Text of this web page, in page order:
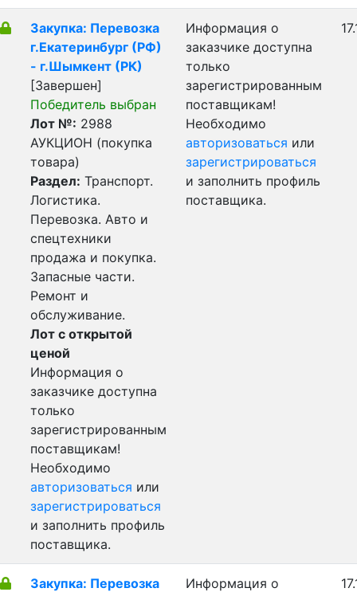
Закупка: Перевозка
г.Екатеринбург (РФ)
- г.Шымкент (РК)
[Завершен]
Победитель выбран
Лот №: 2988
АУКЦИОН (покупка
товара)
Раздел: Транспорт.
Логистика.
Перевозка. Авто и
спецтехники
продажа и покупка.
Запасные части.
Ремонт и
обслуживание.
Лот с открытой
ценой
Информация о
заказчике доступна
только
зарегистрированным
поставщикам!
Необходимо
авторизоваться или
зарегистрироваться
и заполнить профиль
поставщика.
Информация о
заказчике доступна
только
зарегистрированным
поставщикам!
Необходимо
авторизоваться или
зарегистрироваться
и заполнить профиль
поставщика.
Закупка: Перевозка
Информация о